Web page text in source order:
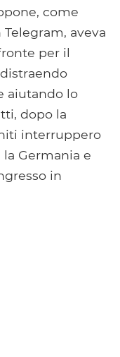
come
aveva
per il
aiutando lo
dopo la
interruppero
Germania e
in